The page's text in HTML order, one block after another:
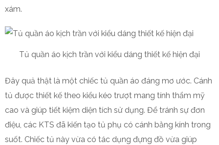
xám.
Tủ quần áo kịch trần với kiểu dáng thiết kế hiện đại
Đây quả thật là một chiếc tủ quần áo đáng mơ ước. Cánh
tủ được thiết kế theo kiểu kéo trượt mang tính thẩm mỹ
cao và giúp tiết kiệm diện tích sử dụng. Để tránh sự đơn
điệu, các KTS đã kiến tạo tủ phụ có cánh bằng kính trong
suốt. Chiếc tủ này vừa có tác dụng đựng đồ vừa giúp